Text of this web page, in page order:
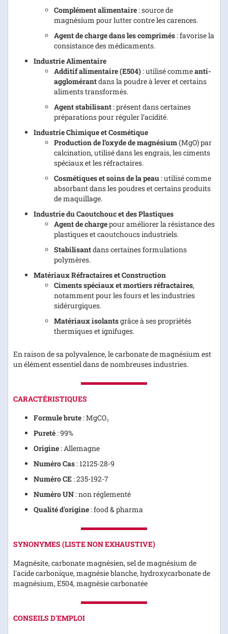
Complément alimentaire : source de
magnésium pour lutter contre les carences.
Agent de charge dans les comprimés : favorise la
consistance des médicaments.
Industrie Alimentaire
Additif alimentaire (E504) : utilisé commeanti-
agglomérantdans la poudre à lever et certains
aliments transformés.
Agent stabilisant : présent dans certaines
préparations pour réguler l’acidité.
Industrie Chimique et Cosmétique
Production de l’oxyde de magnésium(MgO) par
calcination, utilisé dans les engrais, les ciments
spéciaux et les réfractaires.
Cosmétiques et soins de la peau : utilisé comme
absorbant dans les poudres et certains produits
de maquillage.
Industrie du Caoutchouc et des Plastiques
Agent de chargepour améliorer la résistance des
plastiques et caoutchoucs industriels.
Stabilisantdans certaines formulations
polymères.
Matériaux Réfractaires et Construction
Ciments spéciaux et mortiers réfractaires,
notamment pour les fours et les industries
sidérurgiques.
Matériaux isolantsgrâce à ses propriétés
thermiques et ignifuges.
En raison de sa polyvalence, le carbonate de magnésium est
un élément essentiel dans de nombreuses industries.
CARACTÉRISTIQUES
Formule brute : MgCO₃
Pureté : 99%
Origine : Allemagne
Numéro Cas : 12125-28-9
Numéro CE : 235-192-7
Numéro UN : non réglementé
Qualité d'origine : food & pharma
SYNONYMES (LISTE NON EXHAUSTIVE)
Magnésite, carbonate magnésien, sel de magnésium de
l'acide carbonique, magnésie blanche, hydroxycarbonate de
magnésium, E504, magnésie carbonatée
CONSEILS D'EMPLOI